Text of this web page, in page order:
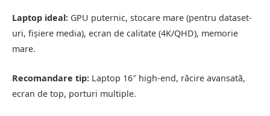
Laptop ideal: GPU puternic, stocare mare (pentru dataset-
uri, fișiere media), ecran de calitate (4K/QHD), memorie
mare.
Recomandare tip: Laptop 16″ high-end, răcire avansată,
ecran de top, porturi multiple.